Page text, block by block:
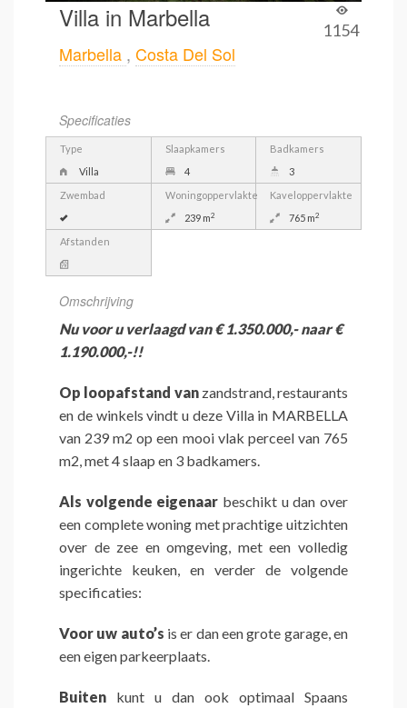
Villa in Marbella 1154
Marbella , Costa Del Sol
Specificaties
Type
Villa
Slaapkamers
4
Badkamers
3
Zwembad
Woningoppervlakte
239 m2
Kaveloppervlakte
765 m2
Afstanden
Omschrijving
Nu voor u verlaagd van € 1.350.000,- naar €
1.190.000,-!!
Op loopafstand vanzandstrand, restaurants
en de winkels vindt u deze Villa in MARBELLA
van 239 m2 op een mooi vlak perceel van 765
m2, met 4 slaap en 3 badkamers.
Als volgende eigenaar beschikt u dan over
een complete woning met prachtige uitzichten
over de zee en omgeving, met een volledig
ingerichte keuken, en verder de volgende
specificaties:
Voor uw auto’s is er dan een grote garage, en
een eigen parkeerplaats.
Buiten kunt u dan ook optimaal Spaans